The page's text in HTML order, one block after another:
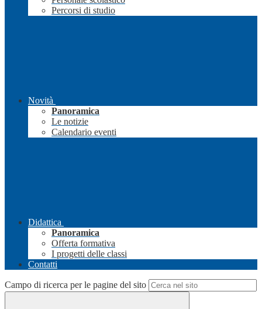
Percorsi di studio
Novità
Panoramica
Le notizie
Calendario eventi
Didattica
Panoramica
Offerta formativa
I progetti delle classi
Contatti
Campo di ricerca per le pagine del sito